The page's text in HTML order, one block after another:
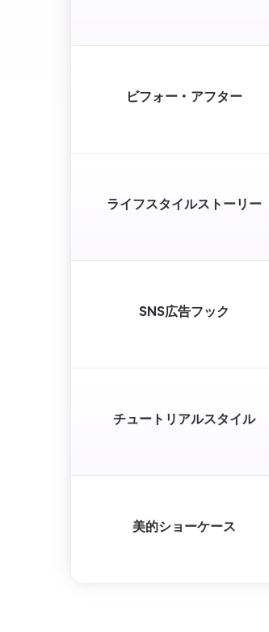
ビフォー・アフター
ライフスタイルストーリー
SNS広告フック
チュートリアルスタイル
美的ショーケース